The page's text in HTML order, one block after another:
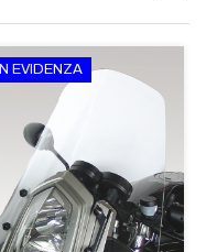
IN EVIDENZA